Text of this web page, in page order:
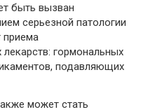
быть вызван
серьезной патологии
приема
гормональных
подавляющих
может стать